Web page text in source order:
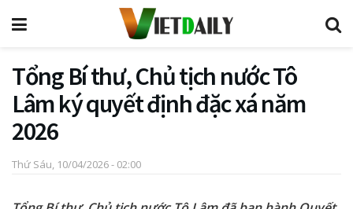
Tổng Bí thư, Chủ tịch nước Tô
Lâm ký quyết định đặc xá năm
2026
Thứ Sáu, 10/04/2026 - 02:00